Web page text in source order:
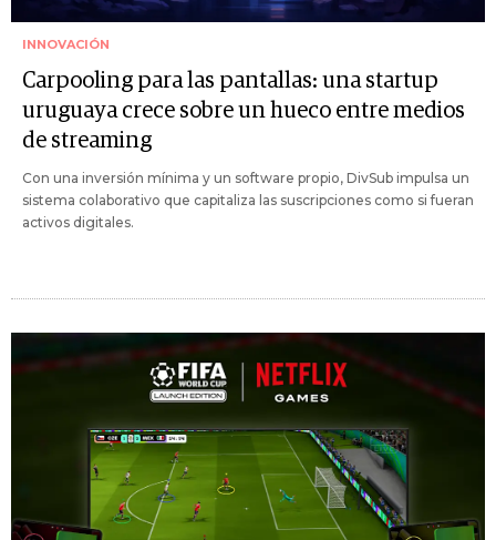
INNOVACIÓN
Carpooling para las pantallas: una startup
uruguaya crece sobre un hueco entre medios
de streaming
Con una inversión mínima y un software propio, DivSub impulsa un
sistema colaborativo que capitaliza las suscripciones como si fueran
activos digitales.